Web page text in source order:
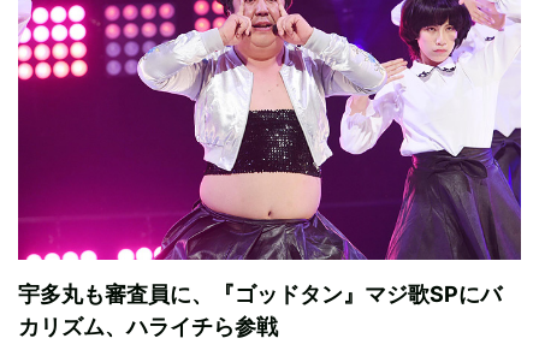
宇多丸も審査員に、『ゴッドタン』マジ歌SPにバ
カリズム、ハライチら参戦